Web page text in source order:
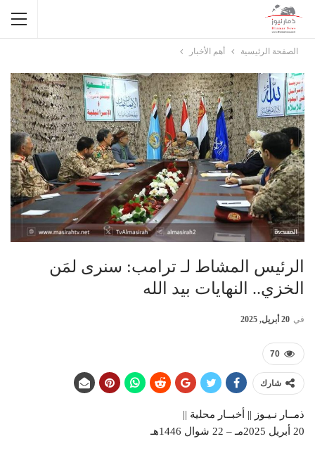
الصفحة الرئيسية أهم الأخبار
الرئيس المشاط لـ ترامب: سنرى لمَن
الخزي.. النهايات بيد الله
في 20 أبريل, 2025
70
شارك
ذمــار نـيـوز || أخبــار محلية ||
20 أبريل 2025مـ – 22 شوال 1446هـ